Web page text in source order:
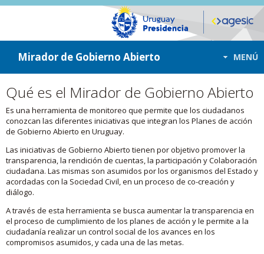
ir a contenido
ir al menú
Mirador de Gobierno Abierto MENÚ
Qué es el Mirador de Gobierno Abierto
Es una herramienta de monitoreo que permite que los ciudadanos
conozcan las diferentes iniciativas que integran los Planes de acción
de Gobierno Abierto en Uruguay.
Las iniciativas de Gobierno Abierto tienen por objetivo promover la
transparencia, la rendición de cuentas, la participación y Colaboración
ciudadana. Las mismas son asumidos por los organismos del Estado y
acordadas con la Sociedad Civil, en un proceso de co-creación y
diálogo.
A través de esta herramienta se busca aumentar la transparencia en
el proceso de cumplimiento de los planes de acción y le permite a la
ciudadanía realizar un control social de los avances en los
compromisos asumidos, y cada una de las metas.